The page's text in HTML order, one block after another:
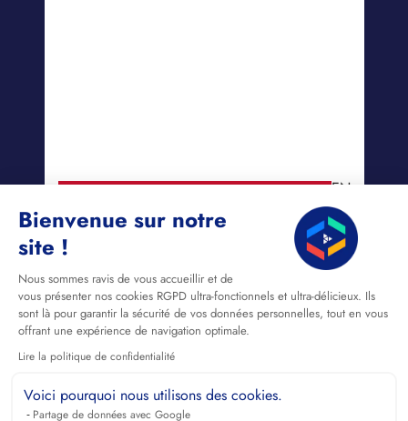
Bienvenue sur notre
site !
Nous sommes ravis de vous accueillir et de
vous présenter nos cookies RGPD ultra-fonctionnels et ultra-délicieux. Ils
sont là pour garantir la sécurité de vos données personnelles, tout en vous
offrant une expérience de navigation optimale.
Lire la politique de confidentialité
Voici pourquoi nous utilisons des cookies.
Partage de données avec Google
EN